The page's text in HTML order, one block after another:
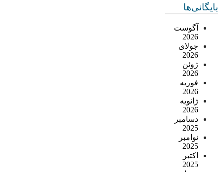
بایگانی‌ها
آگوست
2026
جولای
2026
ژوئن
2026
فوریه
2026
ژانویه
2026
دسامبر
2025
نوامبر
2025
اکتبر
2025